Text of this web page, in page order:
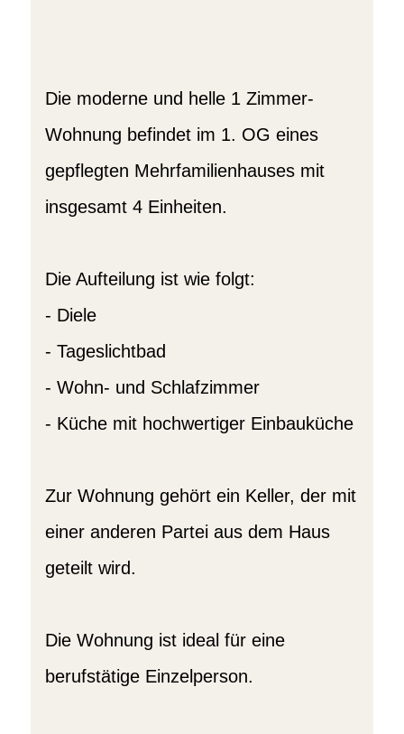
Die moderne und helle 1 Zimmer-
Wohnung befindet im 1. OG eines
gepflegten Mehrfamilienhauses mit
insgesamt 4 Einheiten.
Die Aufteilung ist wie folgt:
- Diele
- Tageslichtbad
- Wohn- und Schlafzimmer
- Küche mit hochwertiger Einbauküche
Zur Wohnung gehört ein Keller, der mit
einer anderen Partei aus dem Haus
geteilt wird.
Die Wohnung ist ideal für eine
berufstätige Einzelperson.